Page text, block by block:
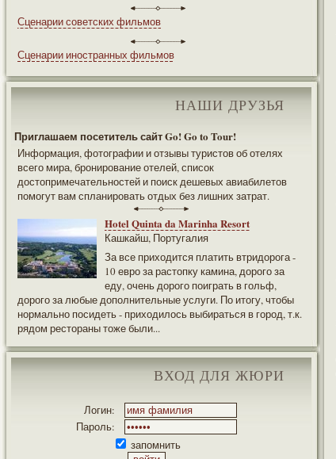
Сценарии советских фильмов
Сценарии иностранных фильмов
НАШИ ДРУЗЬЯ
Приглашаем посетитель сайт Go! Go to Tour!
Информация, фотографии и отзывы туристов об отелях
всего мира, бронирование отелей, список
достопримечательностей и поиск дешевых авиабилетов
помогут вам спланировать отдых без лишних затрат.
Hotel Quinta da Marinha Resort
Кашкайш, Португалия
За все приходится платить втридорога -
10 евро за растопку камина, дорого за
еду, очень дорого поиграть в гольф,
дорого за любые дополнительные услуги. По итогу, чтобы
нормально посидеть - приходилось выбираться в город, т.к.
рядом рестораны тоже были...
ВХОД ДЛЯ ЖЮРИ
Логин:
Пароль:
запомнить